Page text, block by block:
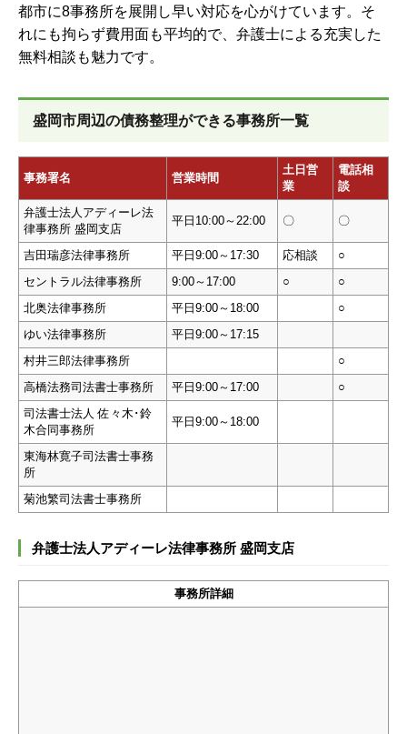
都市に8事務所を展開し早い対応を心がけています。そ
れにも拘らず費用面も平均的で、弁護士による充実した
無料相談も魅力です。
盛岡市周辺の債務整理ができる事務所一覧
事務署名 営業時間
土日営
業
電話相
談
弁護士法人アディーレ法
律事務所 盛岡支店
平日10:00～22:00 〇 〇
吉田瑞彦法律事務所 平日9:00～17:30 応相談
○
セントラル法律事務所
9:00～17:00 ○
○
北奥法律事務所
平日9:00～18:00
○
ゆい法律事務所
平日9:00～17:15
村井三郎法律事務所
○
高橋法務司法書士事務所
平日9:00～17:00
○
司法書士法人 佐々木･鈴
木合同事務所
平日9:00～18:00
東海林寛子司法書士事務
所
菊池繁司法書士事務所
弁護士法人アディーレ法律事務所 盛岡支店
事務所詳細